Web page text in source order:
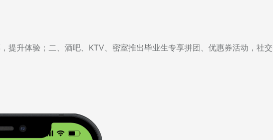
提升体验；二、酒吧、KTV、密室推出毕业生专享拼团、优惠券活动，社交